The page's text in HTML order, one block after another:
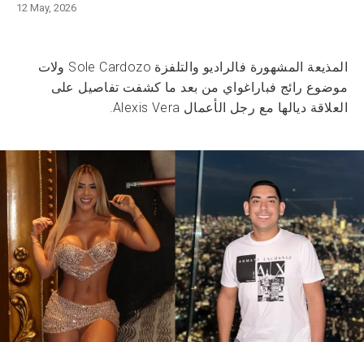
12 May, 2026
المذيعة المشهورة فالراديو والتلفزة Sole Cardozo ولات
موضوع رائج فباراغواي من بعد ما كشفت تفاصيل على
العلاقة ديالها مع رجل الأعمال Alexis Vera.